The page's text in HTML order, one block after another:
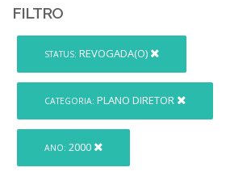
FILTRO
STATUS: REVOGADA(O)
CATEGORIA: PLANO DIRETOR
ANO: 2000